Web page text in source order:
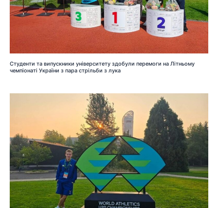
Студенти та випускники університету здобули перемоги на Літньому
чемпіонаті України з пара стрільби з лука